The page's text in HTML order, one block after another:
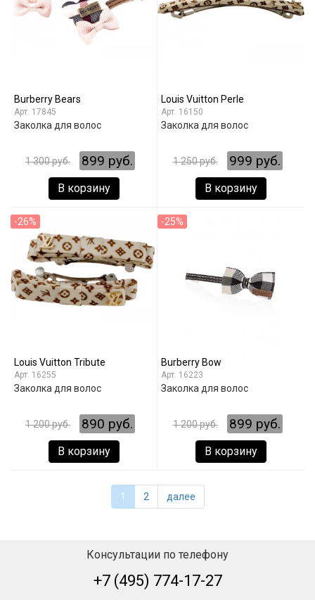
Burberry Bears
17845
Заколка для волос
1 300 руб. 899 руб.
В корзину
Louis Vuitton Perle
16150
Заколка для волос
1 250 руб. 999 руб.
В корзину
-26%
Louis Vuitton Tribute
16255
Заколка для волос
1 200 руб. 890 руб.
В корзину
-25%
Burberry Bow
16223
Заколка для волос
1 200 руб. 899 руб.
В корзину
1 2 далее
Консультации по телефону
+7 (495) 774-17-27